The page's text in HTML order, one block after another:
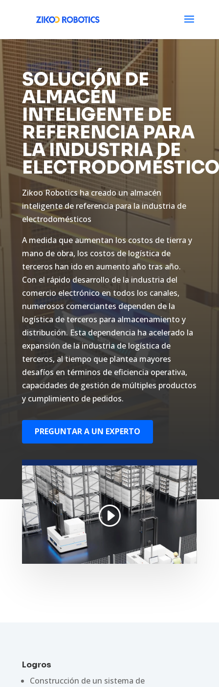
SOLUCIÓN DE
ALMACÉN
INTELIGENTE DE
REFERENCIA PARA
LA INDUSTRIA DE
Zikoo Robotics ha creado un almacén
inteligente de referencia para la industria de
electrodomésticos
A medida que aumentan los costos de tierra y
mano de obra, los costos de logística de
terceros han ido en aumento año tras año.
Con el rápido desarrollo de la industria del
comercio electrónico en todos los canales,
numerosos comerciantes dependen de la
logística de terceros para almacenamiento y
distribución. Esta dependencia ha acelerado la
expansión de la industria de logística de
terceros, al tiempo que plantea mayores
desafíos en términos de eficiencia operativa,
capacidades de gestión de múltiples productos
y cumplimiento de pedidos.
PREGUNTAR A UN EXPERTO
Logros
Construcción de un sistema de